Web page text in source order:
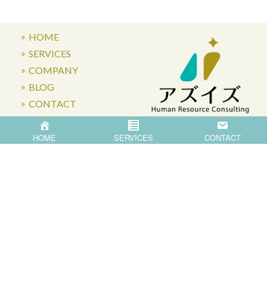
HOME
SERVICES
COMPANY
BLOG
CONTACT
〒871-0007 大分県中津市蛎瀬770
HOME SERVICES CONTACT